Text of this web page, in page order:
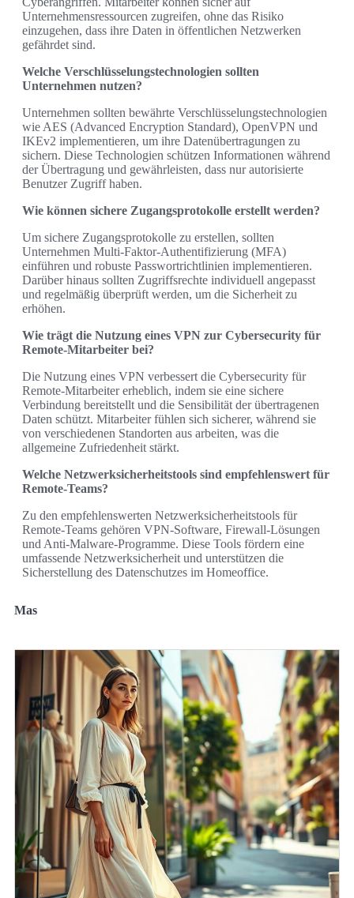
Unternehmensressourcen zugreifen, ohne das Risiko
einzugehen, dass ihre Daten in öffentlichen Netzwerken
gefährdet sind.
Welche Verschlüsselungstechnologien sollten
Unternehmen nutzen?
Unternehmen sollten bewährte Verschlüsselungstechnologien
wie AES (Advanced Encryption Standard), OpenVPN und
IKEv2 implementieren, um ihre Datenübertragungen zu
sichern. Diese Technologien schützen Informationen während
der Übertragung und gewährleisten, dass nur autorisierte
Benutzer Zugriff haben.
Wie können sichere Zugangsprotokolle erstellt werden?
Um sichere Zugangsprotokolle zu erstellen, sollten
Unternehmen Multi-Faktor-Authentifizierung (MFA)
einführen und robuste Passwortrichtlinien implementieren.
Darüber hinaus sollten Zugriffsrechte individuell angepasst
und regelmäßig überprüft werden, um die Sicherheit zu
erhöhen.
Wie trägt die Nutzung eines VPN zur Cybersecurity für
Remote-Mitarbeiter bei?
Die Nutzung eines VPN verbessert die Cybersecurity für
Remote-Mitarbeiter erheblich, indem sie eine sichere
Verbindung bereitstellt und die Sensibilität der übertragenen
Daten schützt. Mitarbeiter fühlen sich sicherer, während sie
von verschiedenen Standorten aus arbeiten, was die
allgemeine Zufriedenheit stärkt.
Welche Netzwerksicherheitstools sind empfehlenswert für
Remote-Teams?
Zu den empfehlenswerten Netzwerksicherheitstools für
Remote-Teams gehören VPN-Software, Firewall-Lösungen
und Anti-Malware-Programme. Diese Tools fördern eine
umfassende Netzwerksicherheit und unterstützen die
Sicherstellung des Datenschutzes im Homeoffice.
Mas